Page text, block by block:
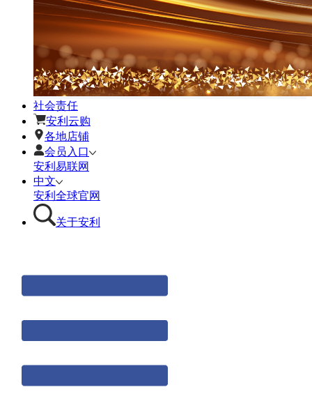
社会责任
安利云购
各地店铺
会员入口
安利易联网
中文
安利全球官网
关于安利